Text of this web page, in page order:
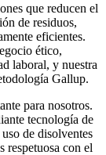
que reducen el
de residuos,
eficientes.
ético,
laboral, y nuestra
Gallup.
para nosotros.
tecnología de
de disolventes
respetuosa con el